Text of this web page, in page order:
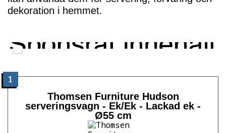
dekoration i hemmet.
1
Thomsen Furniture Hudson
serveringsvagn - Ek/Ek - Lackad ek -
Ø55 cm